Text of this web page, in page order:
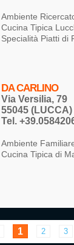
Ambiente
Cucina Tipica
Specialità Piatti di
DA CARLINO
Via Versilia, 79
55045
Tel.
Ambiente
Cucina Tipica di
1 2 3